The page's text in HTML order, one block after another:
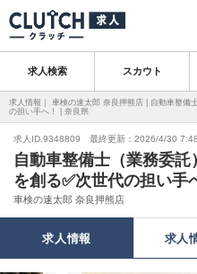
求人検索 スカウト
求人情報｜ 車検の速太郎 奈良押熊店 | 自動車整備
の担い手へ！ | 奈良県
求人ID.9348809 最終更新：2026/4/30 7:48
自動車整備士（業務委
を創る✅次世代の担い手
車検の速太郎 奈良押熊店
求人情報 求人